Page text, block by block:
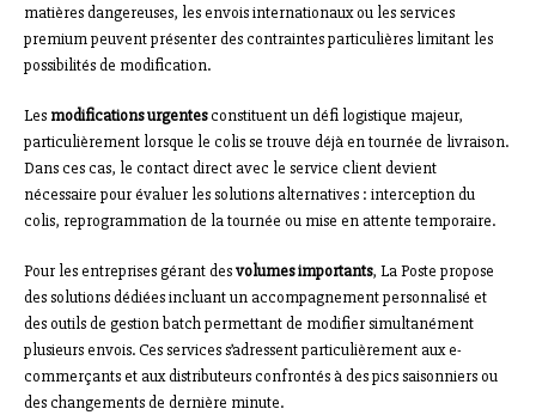
matières dangereuses, les envois internationaux ou les services
premium peuvent présenter des contraintes particulières limitant les
possibilités de modification.
Les modifications urgentesconstituent un défi logistique majeur,
particulièrement lorsque le colis se trouve déjà en tournée de livraison.
Dans ces cas, le contact direct avec le service client devient
nécessaire pour évaluer les solutions alternatives : interception du
colis, reprogrammation de la tournée ou mise en attente temporaire.
Pour les entreprises gérant desvolumes importants, La Poste propose
des solutions dédiées incluant un accompagnement personnalisé et
des outils de gestion batch permettant de modifier simultanément
plusieurs envois. Ces services s’adressent particulièrement aux e-
commerçants et aux distributeurs confrontés à des pics saisonniers ou
des changements de dernière minute.